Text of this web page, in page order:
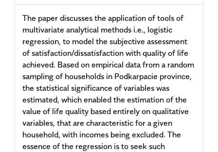
The paper discusses the application of tools of
multivariate analytical methods i.e., logistic
regression, to model the subjective assessment
of satisfaction/dissatisfaction with quality of life
achieved. Based on empirical data from a random
sampling of households in Podkarpacie province,
the statistical significance of variables was
estimated, which enabled the estimation of the
value of life quality based entirely on qualitative
variables, that are characteristic for a given
household, with incomes being excluded. The
essence of the regression is to seek such